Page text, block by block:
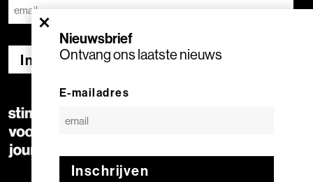
×
Nieuwsbrief
Ontvang ons laatste nieuws
E-mailadres
Inschrijven
Inschrijven